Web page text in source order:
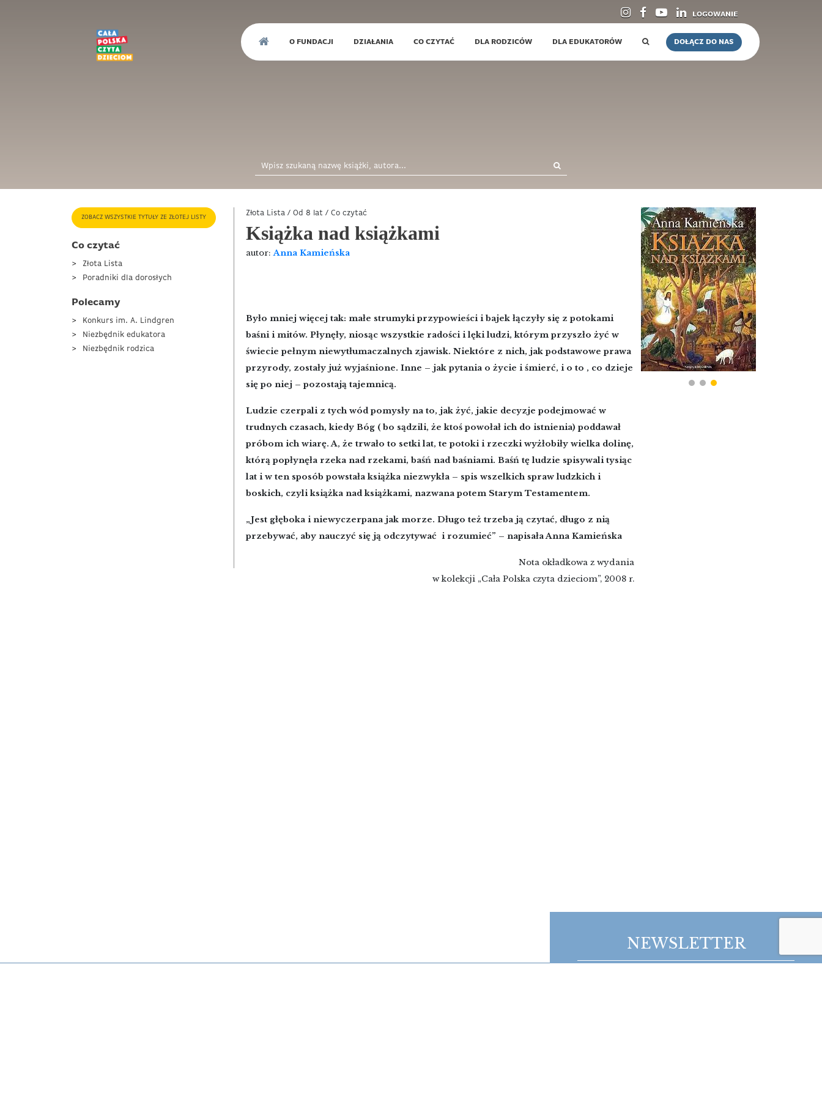
O FUNDACJI DZIAŁANIA CO CZYTAĆ DLA RODZICÓW DLA EDUKATORÓW DOŁĄCZ DO NAS
LOGOWANIE
ZOBACZ WSZYSTKIE TYTUŁY ZE ZŁOTEJ LISTY
Co czytać
Złota Lista
Poradniki dla dorosłych
Polecamy
Konkurs im. A. Lindgren
Niezbędnik edukatora
Niezbędnik rodzica
Złota Lista / Od 8 lat / Co czytać
Książka nad książkami
autor:Anna Kamieńska
Było mniej więcej tak: małe strumyki przypowieści i bajek łączyły się z potokami
baśni i mitów. Płynęły, niosąc wszystkie radości i lęki ludzi, którym przyszło żyć w
świecie pełnym niewytłumaczalnych zjawisk. Niektóre z nich, jak podstawowe prawa
przyrody, zostały już wyjaśnione. Inne – jak pytania o życie i śmierć, i o to , co dzieje
się po niej – pozostają tajemnicą.
Ludzie czerpali z tych wód pomysły na to, jak żyć, jakie decyzje podejmować w
trudnych czasach, kiedy Bóg ( bo sądzili, że ktoś powołał ich do istnienia) poddawał
próbom ich wiarę. A, że trwało to setki lat, te potoki i rzeczki wyżłobiły wielka dolinę,
którą popłynęła rzeka nad rzekami, baśń nad baśniami. Baśń tę ludzie spisywali tysiąc
lat i w ten sposób powstała książka niezwykła – spis wszelkich spraw ludzkich i
boskich, czyli książka nad książkami, nazwana potem Starym Testamentem.
„Jest głęboka i niewyczerpana jak morze. Długo też trzeba ją czytać, długo z nią
przebywać, aby nauczyć się ją odczytywać i rozumieć” – napisała Anna Kamieńska
Nota okładkowa z wydania
w kolekcji „Cała Polska czyta dzieciom”, 2008 r.
NEWSLETTER